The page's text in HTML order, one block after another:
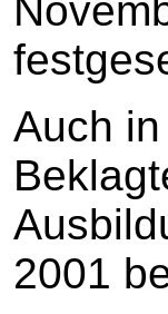
Auch
2001